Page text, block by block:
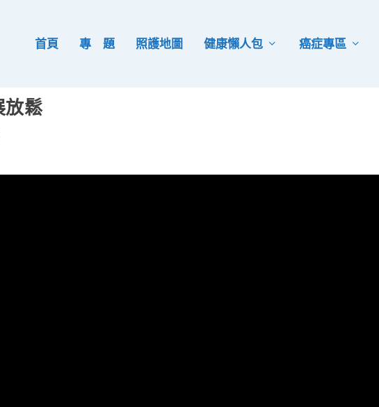
首頁 專 題 照護地圖 健康懶人包 癌症專區
放鬆